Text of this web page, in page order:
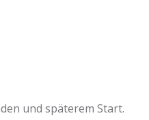
und späterem Start.